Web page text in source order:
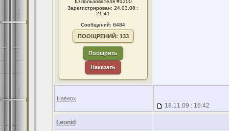
ID пользователя #1300
Зарегистрирован: 24.03.08 :
21:41
Сообщений: 6484
ПООЩРЕНИЙ: 133
Поощрить
Наказать
Наверх
18.11.09 : 16:42
Leonid